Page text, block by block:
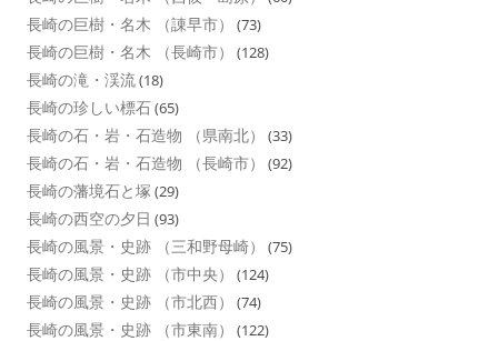
長崎の巨樹・名木 （諌早市） (73)
長崎の巨樹・名木 （長崎市） (128)
長崎の滝・渓流(18)
長崎の珍しい標石(65)
長崎の石・岩・石造物 （県南北） (33)
長崎の石・岩・石造物 （長崎市） (92)
長崎の藩境石と塚 (29)
長崎の西空の夕日 (93)
長崎の風景・史跡 （三和野母崎） (75)
長崎の風景・史跡 （市中央） (124)
長崎の風景・史跡 （市北西） (74)
長崎の風景・史跡 （市東南） (122)